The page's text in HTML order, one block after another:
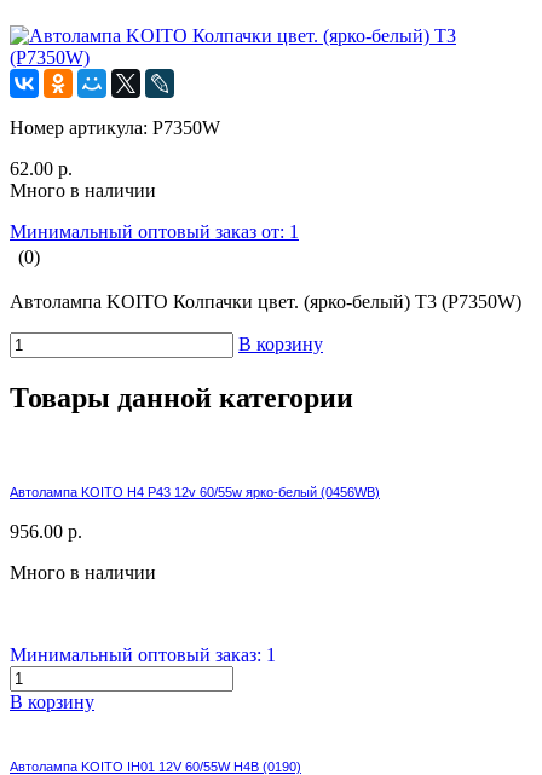
Номер артикула: P7350W
62.00 р.
Много в наличии
Минимальный оптовый заказ от: 1
(0)
Автолампа KOITO Колпачки цвет. (ярко-белый) T3 (P7350W)
В корзину
Товары данной категории
Автолампа KOITO H4 P43 12v 60/55w ярко-белый (0456WB)
956.00 р.
Много в наличии
Минимальный оптовый заказ: 1
В корзину
Автолампа KOITO IH01 12V 60/55W H4B (0190)